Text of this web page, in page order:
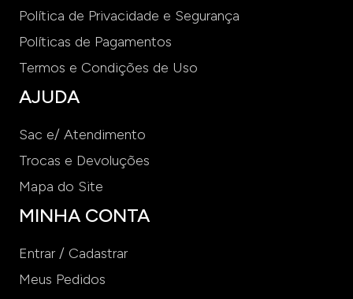
Política de Privacidade e Segurança
Políticas de Pagamentos
Termos e Condições de Uso
AJUDA
Sac e/ Atendimento
Trocas e Devoluções
Mapa do Site
MINHA CONTA
Entrar / Cadastrar
Meus Pedidos